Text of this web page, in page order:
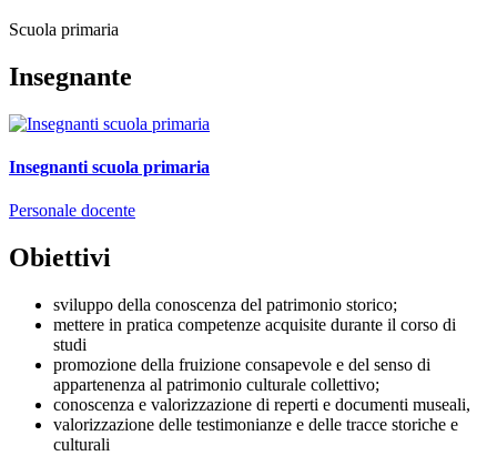
Scuola primaria
Insegnante
Insegnanti scuola primaria
Personale docente
Obiettivi
sviluppo della conoscenza del patrimonio storico;
mettere in pratica competenze acquisite durante il corso di
studi
promozione della fruizione consapevole e del senso di
appartenenza al patrimonio culturale collettivo;
conoscenza e valorizzazione di reperti e documenti museali,
valorizzazione delle testimonianze e delle tracce storiche e
culturali